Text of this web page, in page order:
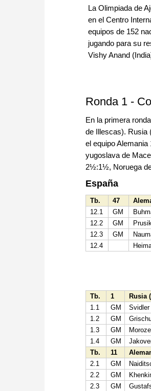
La Olimpiada de
en el Centro
equipos de 152
jugando para su
Vishy Anand
Ronda 1 -
En la primera
de Illescas). Rusia
el equipo
yugoslava de
2½:1½, Noruega
España
Tb. 47
12.1
GM
12.2
GM
12.3
GM
12.4
Tb. 1 Rusia
1.1
GM
1.2
GM
1.3
GM
1.4
GM
Tb.
11
2.1
GM
2.2
GM
2.3
GM